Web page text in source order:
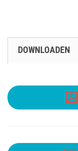
DOWNLOADEN